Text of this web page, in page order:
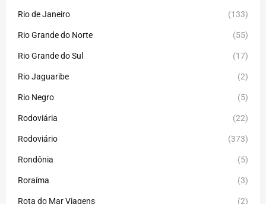
Rio de Janeiro (133)
Rio Grande do Norte (55)
Rio Grande do Sul (17)
Rio Jaguaribe (2)
Rio Negro (5)
Rodoviária (22)
Rodoviário (373)
Rondônia (5)
Roraíma (3)
Rota do Mar Viagens (2)